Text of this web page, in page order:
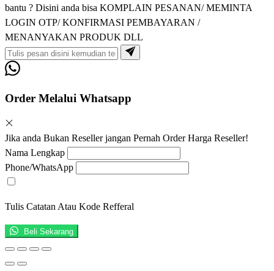
bantu ? Disini anda bisa KOMPLAIN PESANAN/ MEMINTA
LOGIN OTP/ KONFIRMASI PEMBAYARAN /
MENANYAKAN PRODUK DLL
Order Melalui Whatsapp
Jika anda Bukan Reseller jangan Pernah Order Harga Reseller!
Nama Lengkap
Phone/WhatsApp
Tulis Catatan Atau Kode Refferal
Beli Sekarang